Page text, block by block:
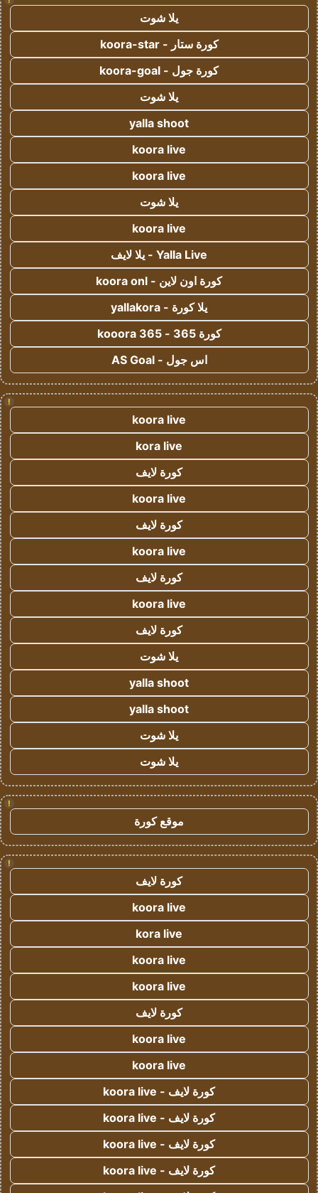
يلا شوت
كورة ستار - koora-star
كورة جول - koora-goal
يلا شوت
yalla shoot
koora live
koora live
يلا شوت
koora live
Yalla Live - يلا لايف
كورة اون لاين - koora onl
يلا كورة - yallakora
كورة 365 - kooora 365
اس جول - AS Goal
!
koora live
kora live
كورة لايف
koora live
كورة لايف
koora live
كورة لايف
koora live
كورة لايف
يلا شوت
yalla shoot
yalla shoot
يلا شوت
يلا شوت
!
موقع كورة
!
كورة لايف
koora live
kora live
koora live
koora live
كورة لايف
koora live
koora live
كورة لايف - koora live
كورة لايف - koora live
كورة لايف - koora live
كورة لايف - koora live